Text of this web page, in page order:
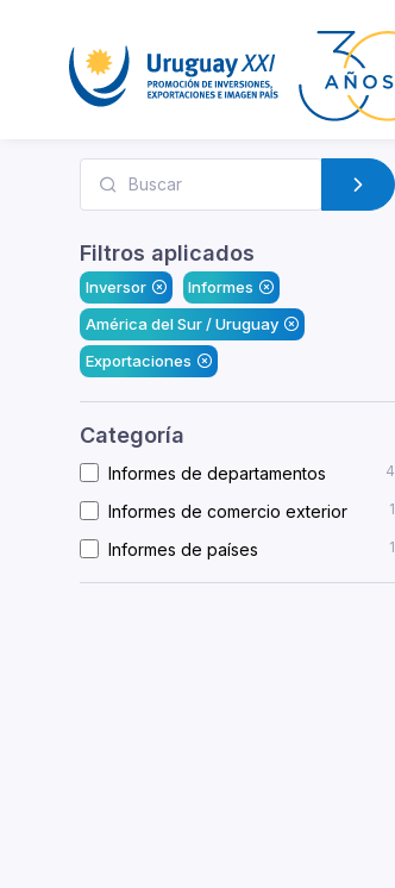
Filtros aplicados
Inversor
Informes
América del Sur / Uruguay
Exportaciones
Categoría
Informes de departamentos 4
Informes de comercio exterior 1
Informes de países 1